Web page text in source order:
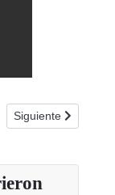
Artículo siguiente:
Siguiente